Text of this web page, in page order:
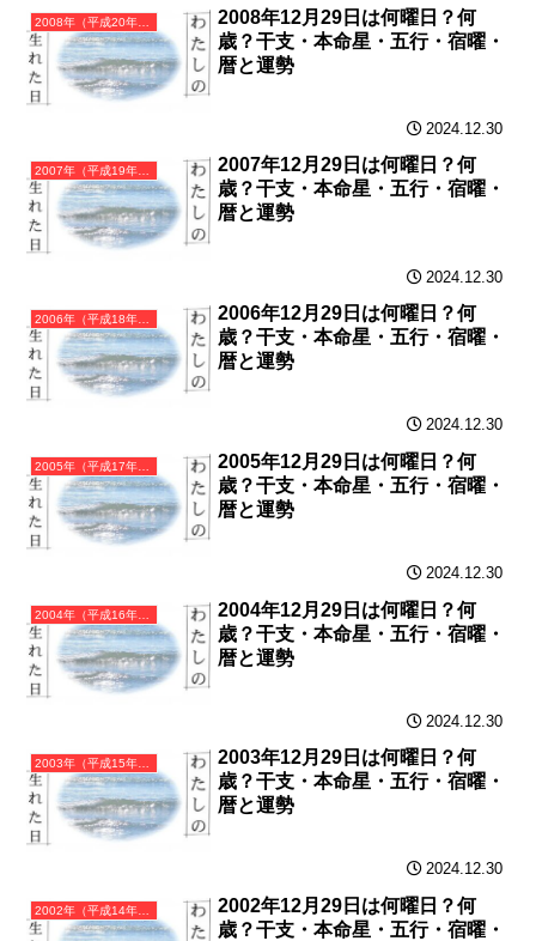
2008年（平成20年）戊子（つちのえね）・子年（ねずみ年）カレンダー（月曜はじまり）
2008年12月29日は何曜日？何
歳？干支・本命星・五行・宿曜・
暦と運勢
2024.12.30
2007年（平成19年）丁亥（ひのとい）・亥年（いのしし年）カレンダー（月曜はじまり）
2007年12月29日は何曜日？何
歳？干支・本命星・五行・宿曜・
暦と運勢
2024.12.30
2006年（平成18年）丙戌（ひのえいぬ）・戌年（いぬ年）カレンダー（月曜はじまり）
2006年12月29日は何曜日？何
歳？干支・本命星・五行・宿曜・
暦と運勢
2024.12.30
2005年（平成17年）乙酉（きのととり）・酉年（とり年）カレンダー（月曜はじまり）
2005年12月29日は何曜日？何
歳？干支・本命星・五行・宿曜・
暦と運勢
2024.12.30
2004年（平成16年）甲申（きのえさる）・申年（さる年）カレンダー（月曜はじまり）
2004年12月29日は何曜日？何
歳？干支・本命星・五行・宿曜・
暦と運勢
2024.12.30
2003年（平成15年）癸未（みずのとひつじ）・未年（ひつじ年）カレンダー（月曜はじまり）
2003年12月29日は何曜日？何
歳？干支・本命星・五行・宿曜・
暦と運勢
2024.12.30
2002年（平成14年）壬午（みずのえうま）・午年（うま年）カレンダー（月曜はじまり）
2002年12月29日は何曜日？何
歳？干支・本命星・五行・宿曜・